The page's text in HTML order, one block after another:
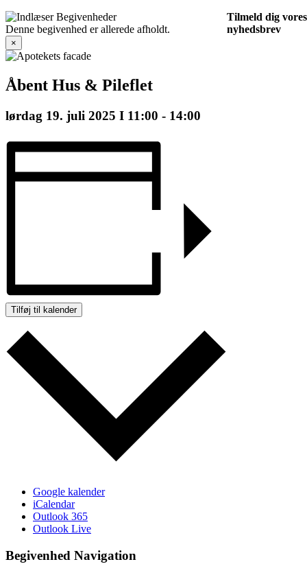
Denne begivenhed er allerede afholdt.
×
Åbent Hus & Pileflet
lørdag 19. juli 2025 I 11:00 - 14:00
Tilføj til kalender
Google kalender
iCalendar
Outlook 365
Outlook Live
Begivenhed Navigation
Tilmeld dig vores
nyhedsbrev